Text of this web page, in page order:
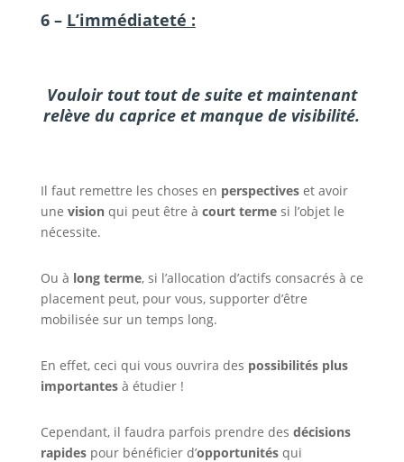
6 – L’immédiateté :
Vouloir tout tout de suite et maintenant
relève du caprice et manque de visibilité.
Il faut remettre les choses en perspectiveset avoir
une visionqui peut être à court terme si l’objet le
nécessite.
Ou à long terme, si l’allocation d’actifs consacrés à ce
placement peut, pour vous, supporter d’être
mobilisée sur un temps long.
En effet, ceci qui vous ouvrira des possibilités plus
importantesà étudier !
Cependant, il faudra parfois prendre des décisions
rapidespour bénéficier d’opportunités qui